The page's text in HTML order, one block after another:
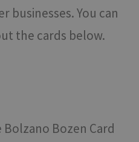
businesses. You can
the cards below.
Bolzano Bozen Card